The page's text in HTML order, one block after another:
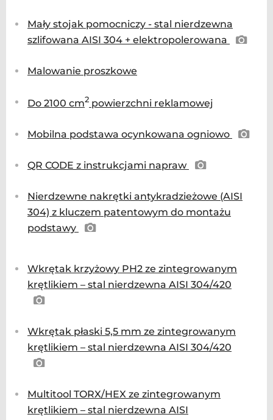
Mały stojak pomocniczy - stal nierdzewna
szlifowana AISI 304 + elektropolerowana
Malowanie proszkowe
Do 2100 cm2 powierzchni reklamowej
Mobilna podstawa ocynkowana ogniowo
QR CODE z instrukcjami napraw
Nierdzewne nakrętki antykradzieżowe (AISI
304) z kluczem patentowym do montażu
podstawy
Wkrętak krzyżowy PH2 ze zintegrowanym
krętlikiem – stal nierdzewna AISI 304/420
Wkrętak płaski 5,5 mm ze zintegrowanym
krętlikiem – stal nierdzewna AISI 304/420
Multitool TORX/HEX ze zintegrowanym
krętlikiem – stal nierdzewna AISI